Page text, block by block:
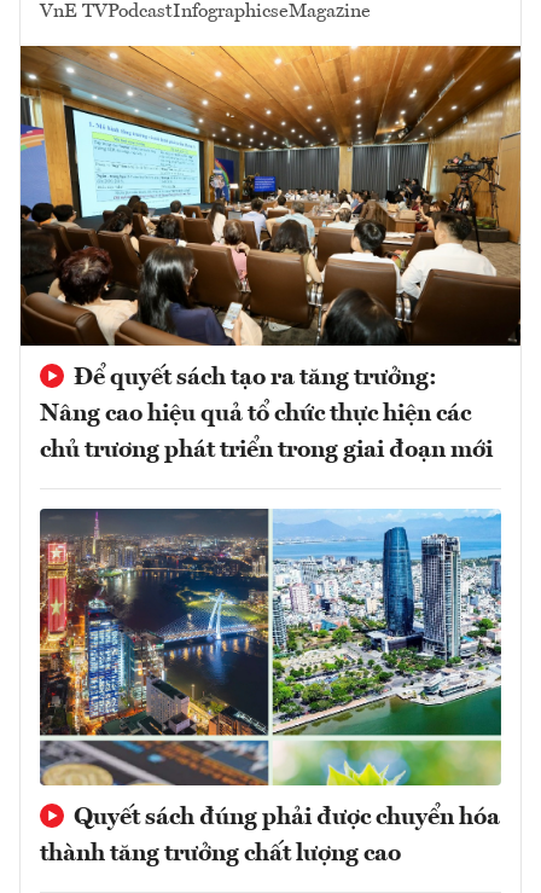
VnE TVPodcastInfographicseMagazine
Để quyết sách tạo ra tăng trưởng:
Nâng cao hiệu quả tổ chức thực hiện các
chủ trương phát triển trong giai đoạn mới
Quyết sách đúng phải được chuyển hóa
thành tăng trưởng chất lượng cao